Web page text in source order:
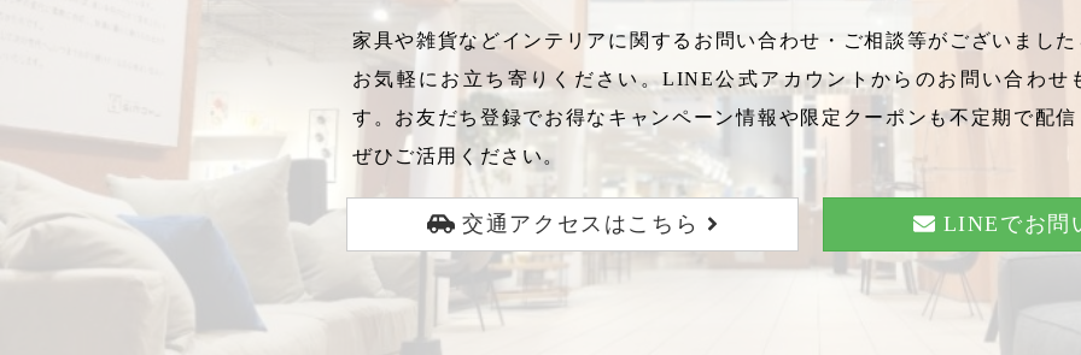
家具や雑貨などインテリアに関するお問い合わせ・ご相談等がございまし
お気軽にお立ち寄りください。LINE公式アカウントからのお問い合わせ
す。お友だち登録でお得なキャンペーン情報や限定クーポンも不定期で配
ぜひご活用ください。
交通アクセスはこちら LINEでお問